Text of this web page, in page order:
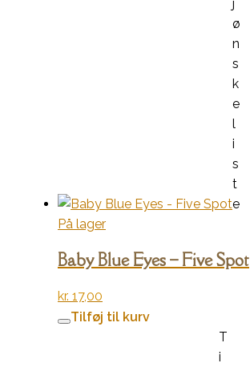
j
ø
n
s
k
e
l
i
s
t
e
På lager
Baby Blue Eyes – Five Spot
kr. 17,00
Tilføj til kurv
T
i